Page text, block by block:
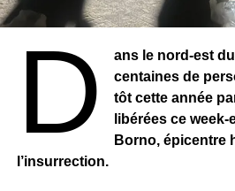
D
ans le nord-est
centaines de
tôt cette année
libérées ce week-
Borno, épicentre
l’insurrection.